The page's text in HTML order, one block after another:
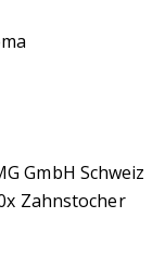
GmbH Schweiz
Zahnstocher